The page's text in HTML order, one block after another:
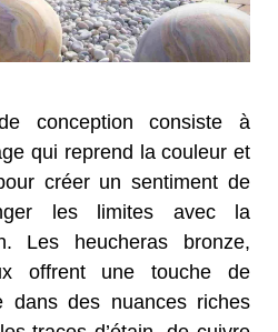
conception consiste à
qui reprend la couleur et
créer un sentiment de
les limites avec la
Les heucheras bronze,
offrent une touche de
dans des nuances riches